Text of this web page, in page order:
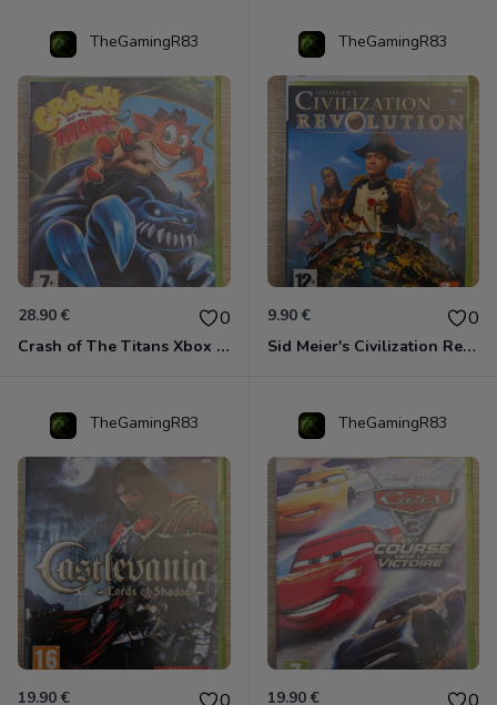
TheGamingR83
28.90 € 0
Crash of The Titans Xbox 360
TheGamingR83
9.90 € 0
Sid Meier's Civilization Revolution Xbox 360
TheGamingR83
19.90 € 0
TheGamingR83
19.90 € 0